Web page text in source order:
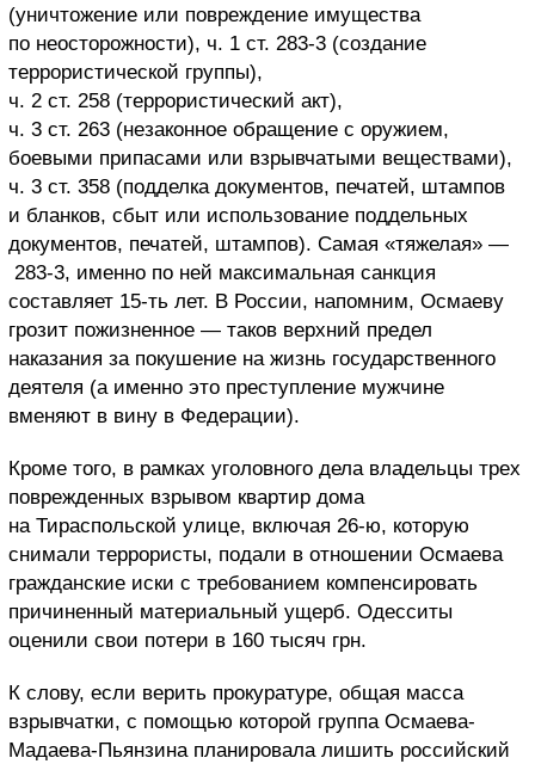
(уничтожение или повреждение имущества
по неосторожности), ч. 1 ст. 283-3 (создание
террористической группы),
ч. 2 ст. 258 (террористический акт),
ч. 3 ст. 263 (незаконное обращение с оружием,
боевыми припасами или взрывчатыми веществами),
ч. 3 ст. 358 (подделка документов, печатей, штампов
и бланков, сбыт или использование поддельных
документов, печатей, штампов). Самая «тяжелая» —
283-3, именно по ней максимальная санкция
составляет 15-ть лет. В России, напомним, Осмаеву
грозит пожизненное — таков верхний предел
наказания за покушение на жизнь государственного
деятеля (а именно это преступление мужчине
вменяют в вину в Федерации).
Кроме того, в рамках уголовного дела владельцы трех
поврежденных взрывом квартир дома
на Тираспольской улице, включая 26-ю, которую
снимали террористы, подали в отношении Осмаева
гражданские иски с требованием компенсировать
причиненный материальный ущерб. Одесситы
оценили свои потери в 160 тысяч грн.
К слову, если верить прокуратуре, общая масса
взрывчатки, с помощью которой группа Осмаева-
Мадаева-Пьянзина планировала лишить российский